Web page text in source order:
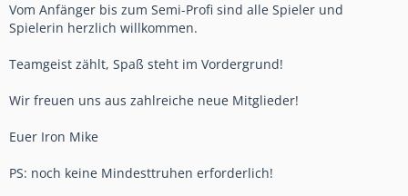
Vom Anfänger bis zum Semi-Profi sind alle Spieler und
Spielerin herzlich willkommen.
Teamgeist zählt, Spaß steht im Vordergrund!
Wir freuen uns aus zahlreiche neue Mitglieder!
Euer Iron Mike
PS: noch keine Mindesttruhen erforderlich!